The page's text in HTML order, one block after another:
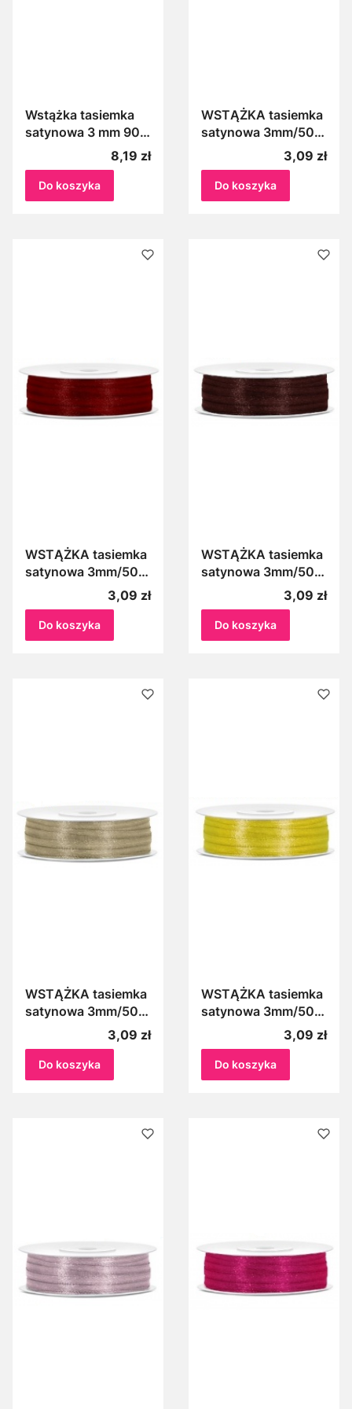
Wstążka tasiemka
satynowa 3 mm 90
różowa 8037
Cena
8,19 zł
Do koszyka
WSTĄŻKA tasiemka
satynowa 3mm/50m
BŁĘKITNA 011Cena
3,09 zł
Do koszyka
WSTĄŻKA tasiemka
satynowa 3mm/50m
BORDOWA 082Cena
3,09 zł
Do koszyka
WSTĄŻKA tasiemka
satynowa 3mm/50m
BRĄZOWA 032Cena
3,09 zł
Do koszyka
WSTĄŻKA tasiemka
satynowa 3mm/50m
CAPPUCINO 033J
Cena
3,09 zł
Do koszyka
WSTĄŻKA tasiemka
satynowa 3mm/50m
CIEMNOŻÓŁTA
084C
Cena
3,09 zł
Do koszyka